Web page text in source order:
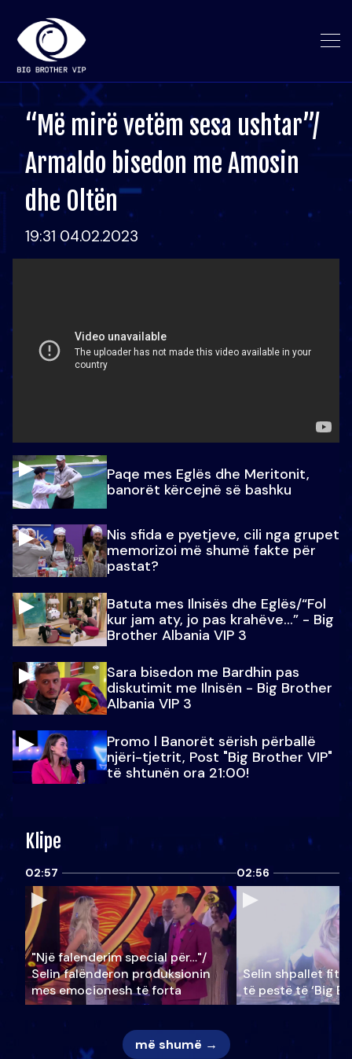
“Më mirë vetëm sesa ushtar”/
Armaldo bisedon me Amosin
dhe Oltën
19:31 04.02.2023
Paqe mes Eglës dhe Meritonit,
banorët kërcejnë së bashku
Nis sfida e pyetjeve, cili nga grupet
memorizoi më shumë fakte për
pastat?
Batuta mes Ilnisës dhe Eglës/“Fol
kur jam aty, jo pas krahëve…” - Big
Brother Albania VIP 3
Sara bisedon me Bardhin pas
diskutimit me Ilnisën - Big Brother
Albania VIP 3
Promo l Banorët sërish përballë
njëri-tjetrit, Post "Big Brother VIP"
të shtunën ora 21:00!
Klipe
02:57
"Një falenderim special për…"/
Selin falënderon produksionin
mes emocionesh të forta
02:56
Selin shpallet
të pestë të ‘Big
më shumë →